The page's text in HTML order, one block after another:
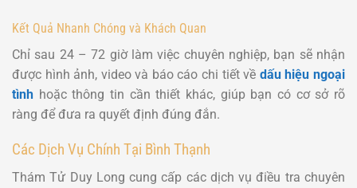
Kết Quả Nhanh Chóng và Khách Quan
Chỉ sau 24 – 72 giờ làm việc chuyên nghiệp, bạn sẽ nhận
được hình ảnh, video và báo cáo chi tiết về dấu hiệu ngoại
tình hoặc thông tin cần thiết khác, giúp bạn có cơ sở rõ
ràng để đưa ra quyết định đúng đắn.
Các Dịch Vụ Chính Tại Bình Thạnh
Thám Tử Duy Long cung cấp các dịch vụ điều tra chuyên